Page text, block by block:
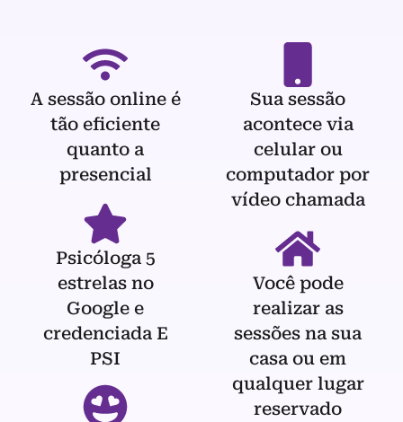
A sessão online é
tão eficiente
quanto a
presencial
Psicóloga 5
estrelas no
Google e
credenciada E
PSI
Sua sessão
acontece via
celular ou
computador por
vídeo chamada
Você pode
realizar as
sessões na sua
casa ou em
qualquer lugar
reservado